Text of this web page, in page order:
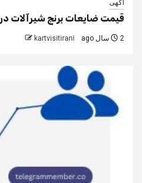
اگهی
قیمت ضایعات برنج شیرآلات در 1403
2 سال ago kartvisitirani